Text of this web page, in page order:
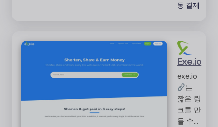
동 결제
Exe.io
exe.io
는
짧은 링
크를 만
들 수